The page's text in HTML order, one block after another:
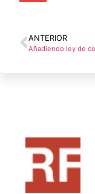
ANTERIOR